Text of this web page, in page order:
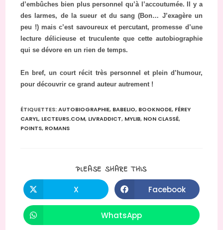
d’embûches bien plus personnel qu’à l’accoutumée. Il y a
des larmes, de la sueur et du sang (Bon… J’exagère un
peu !) mais c’est savoureux et percutant, promesse d’une
lecture délicieuse et truculente que cette autobiographie
qui se dévore en un rien de temps.
En bref, un court récit très personnel et plein d’humour,
pour découvrir ce grand auteur autrement !
ÉTIQUETTES:AUTOBIOGRAPHIE, BABELIO, BOOKNODE, FÉREY
CARYL, LECTEURS.COM, LIVRADDICT, MYLIB, NON CLASSÉ,
POINTS, ROMANS
PLEASE SHARE THISPARTAGER
Ouvrir
dans
une
X Ouvrir
dans
une
Facebook
Ouvrir
dans
WhatsApp